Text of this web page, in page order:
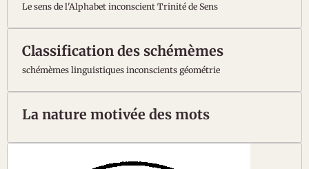
Le sens de l'Alphabet inconscient Trinité de Sens
Classification des schémèmes
schémèmes linguistiques inconscients géométrie
La nature motivée des mots